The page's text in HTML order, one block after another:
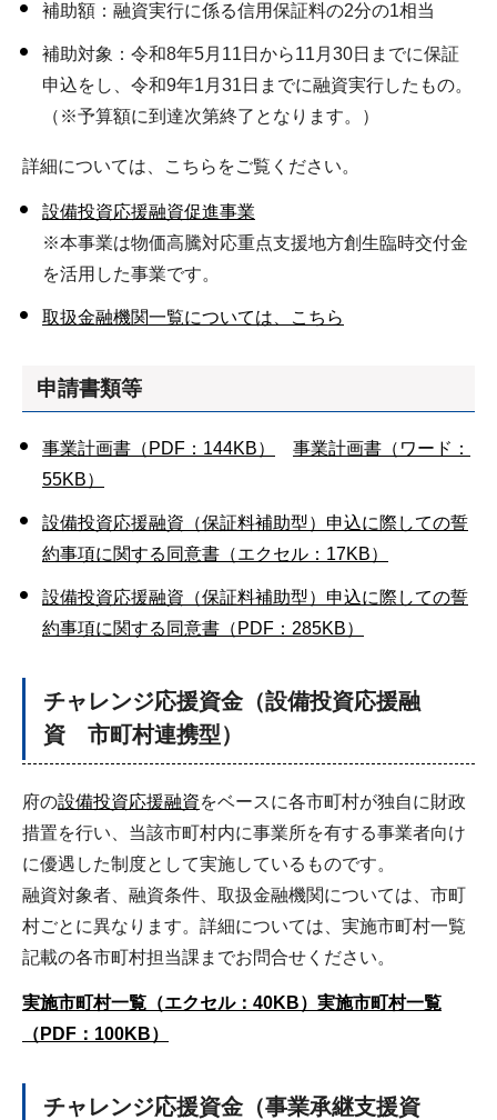
補助額：融資実行に係る信用保証料の2分の1相当
補助対象：令和8年5月11日から11月30日までに保証
申込をし、令和9年1月31日までに融資実行したもの。
（※予算額に到達次第終了となります。）
詳細については、こちらをご覧ください。
設備投資応援融資促進事業
※本事業は物価高騰対応重点支援地方創生臨時交付金
を活用した事業です。
取扱金融機関一覧については、こちら
申請書類等
事業計画書（PDF：144KB）
事業計画書（ワード：
55KB）
設備投資応援融資（保証料補助型）申込に際しての誓
約事項に関する同意書（エクセル：17KB）
設備投資応援融資（保証料補助型）申込に際しての誓
約事項に関する同意書（PDF：285KB）
チャレンジ応援資金（設備投資応援融
資 市町村連携型）
府の設備投資応援融資をベースに各市町村が独自に財政
措置を行い、当該市町村内に事業所を有する事業者向け
に優遇した制度として実施しているものです。
融資対象者、融資条件、取扱金融機関については、市町
村ごとに異なります。詳細については、実施市町村一覧
記載の各市町村担当課までお問合せください。
実施市町村一覧（エクセル：40KB） 実施市町村一覧
（PDF：100KB）
チャレンジ応援資金（事業承継支援資